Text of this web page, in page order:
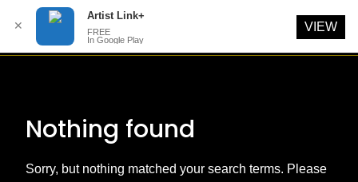
Nothing found
Sorry, but nothing matched your search terms. Please
✕
Artist Link+
FREE
In Google Play
VIEW